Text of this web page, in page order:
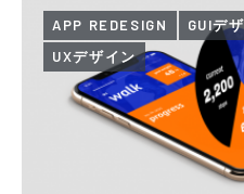
APP REDESIGN GUIデ
UXデザイン